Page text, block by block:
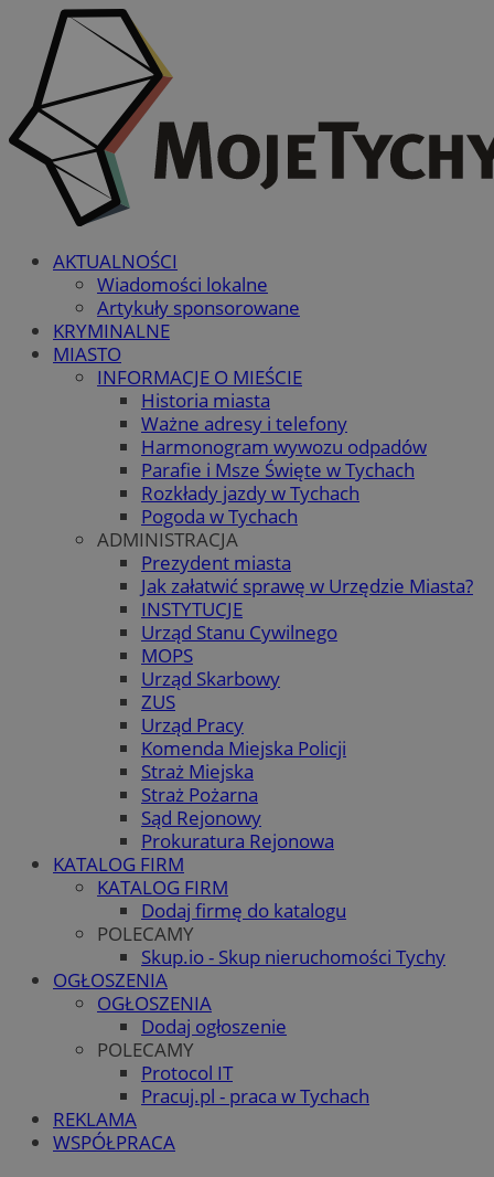
AKTUALNOŚCI
Wiadomości lokalne
Artykuły sponsorowane
KRYMINALNE
MIASTO
INFORMACJE O MIEŚCIE
Historia miasta
Ważne adresy i telefony
Harmonogram wywozu odpadów
Parafie i Msze Święte w Tychach
Rozkłady jazdy w Tychach
Pogoda w Tychach
ADMINISTRACJA
Prezydent miasta
Jak załatwić sprawę w Urzędzie Miasta?
INSTYTUCJE
Urząd Stanu Cywilnego
MOPS
Urząd Skarbowy
ZUS
Urząd Pracy
Komenda Miejska Policji
Straż Miejska
Straż Pożarna
Sąd Rejonowy
Prokuratura Rejonowa
KATALOG FIRM
KATALOG FIRM
Dodaj firmę do katalogu
POLECAMY
Skup.io - Skup nieruchomości Tychy
OGŁOSZENIA
OGŁOSZENIA
Dodaj ogłoszenie
POLECAMY
Protocol IT
Pracuj.pl - praca w Tychach
REKLAMA
WSPÓŁPRACA